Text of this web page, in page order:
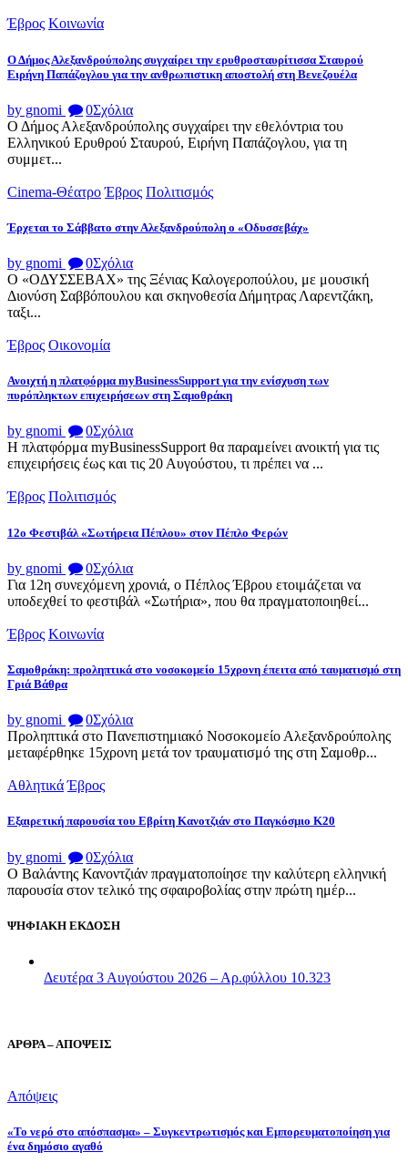
Έβρος Κοινωνία
Ο Δήμος Αλεξανδρούπολης συγχαίρει την ερυθροσταυρίτισσα Σταυρού
Ειρήνη Παπάζογλου για την ανθρωπιστικη αποστολή στη Βενεζουέλα
by gnomi 0Σχόλια
Ο Δήμος Αλεξανδρούπολης συγχαίρει την εθελόντρια του
Ελληνικού Ερυθρού Σταυρού, Ειρήνη Παπάζογλου, για τη
συμμετ...
Cinema-Θέατρο Έβρος Πολιτισμός
Έρχεται το Σάββατο στην Αλεξανδρούπολη ο «Οδυσσεβάχ»
by gnomi 0Σχόλια
Ο «ΟΔΥΣΣΕΒΑΧ» της Ξένιας Καλογεροπούλου, με μουσική
Διονύση Σαββόπουλου και σκηνοθεσία Δήμητρας Λαρεντζάκη,
ταξι...
Έβρος Οικονομία
Ανοιχτή η πλατφόρμα myBusinessSupport για την ενίσχυση των
πυρόπληκτων επιχειρήσεων στη Σαμοθράκη
by gnomi 0Σχόλια
Η πλατφόρμα myBusinessSupport θα παραμείνει ανοικτή για τις
επιχειρήσεις έως και τις 20 Αυγούστου, τι πρέπει να ...
Έβρος Πολιτισμός
12ο Φεστιβάλ «Σωτήρεια Πέπλου» στον Πέπλο Φερών
by gnomi 0Σχόλια
Για 12η συνεχόμενη χρονιά, ο Πέπλος Έβρου ετοιμάζεται να
υποδεχθεί το φεστιβάλ «Σωτήρια», που θα πραγματοποιηθεί...
Έβρος Κοινωνία
Σαμοθράκη: προληπτικά στο νοσοκομείο 15χρονη έπειτα από ταυματισμό στη
Γριά Βάθρα
by gnomi 0Σχόλια
Προληπτικά στο Πανεπιστημιακό Νοσοκομείο Αλεξανδρούπολης
μεταφέρθηκε 15χρονη μετά τον τραυματισμό της στη Σαμοθρ...
Αθλητικά Έβρος
Εξαιρετική παρουσία του Εβρίτη Κανοτζιάν στο Παγκόσμιο Κ20
by gnomi 0Σχόλια
Ο Βαλάντης Κανοντζιάν πραγματοποίησε την καλύτερη ελληνική
παρουσία στον τελικό της σφαιροβολίας στην πρώτη ημέρ...
ΨΗΦΙΑΚΗ ΕΚΔΟΣΗ
Δευτέρα 3 Αυγούστου 2026 – Αρ.φύλλου 10.323
ΑΡΘΡΑ – ΑΠΟΨΕΙΣ
Απόψεις
«Το νερό στο απόσπασμα» – Συγκεντρωτισμός και Εμπορευματοποίηση για
ένα δημόσιο αγαθό